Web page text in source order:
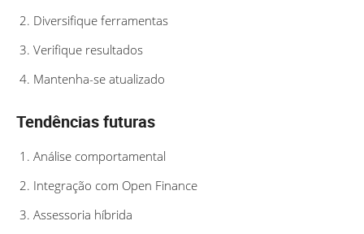
Diversifique ferramentas
Verifique resultados
Mantenha-se atualizado
Tendências futuras
Análise comportamental
Integração com Open Finance
Assessoria híbrida